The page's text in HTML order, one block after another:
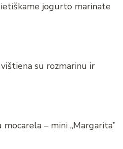
jogurto marinate
su rozmarinu ir
mocarela – mini „Margarita”